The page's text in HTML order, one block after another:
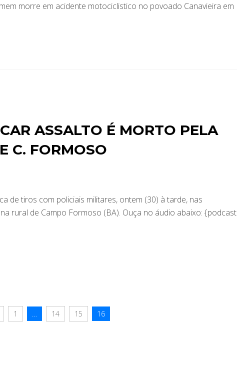
morre em acidente motociclistico no povoado Canavieira em
ASSALTO É MORTO PELA
C. FORMOSO
de tiros com policiais militares, ontem (30) à tarde, nas
rural de Campo Formoso (BA). Ouça no áudio abaixo: {podcast
1 … 14 15 16